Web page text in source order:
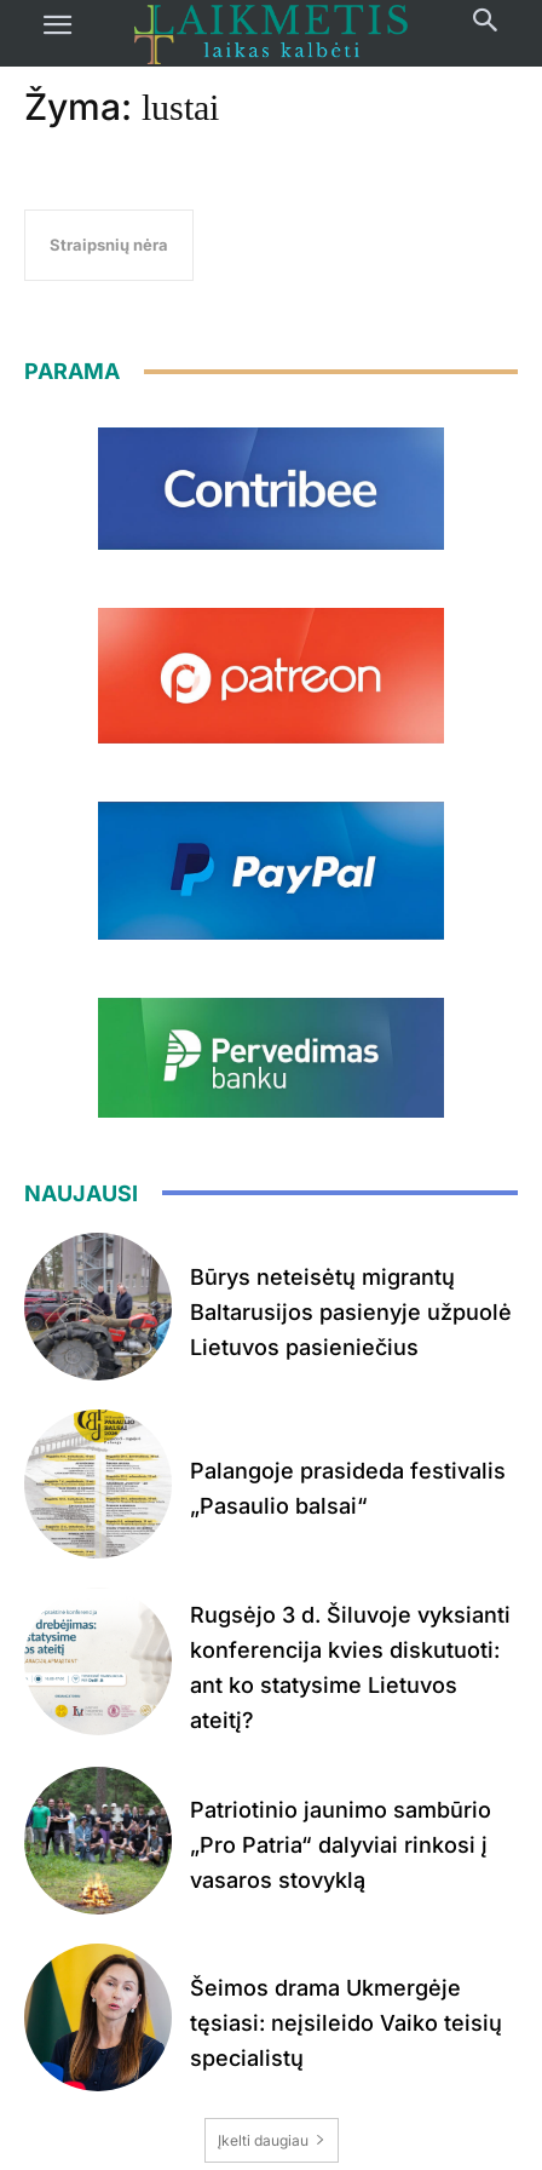
žymos Lustai
Žyma: lustai
Straipsnių nėra
PARAMA
NAUJAUSI
Būrys neteisėtų migrantų
Baltarusijos pasienyje užpuolė
Lietuvos pasieniečius
Palangoje prasideda festivalis
„Pasaulio balsai“
Rugsėjo 3 d. Šiluvoje vyksianti
konferencija kvies diskutuoti:
ant ko statysime Lietuvos
ateitį?
Patriotinio jaunimo sambūrio
„Pro Patria“ dalyviai rinkosi į
vasaros stovyklą
Šeimos drama Ukmergėje
tęsiasi: neįsileido Vaiko teisių
specialistų
Įkelti daugiau